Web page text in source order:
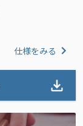
仕様をみる